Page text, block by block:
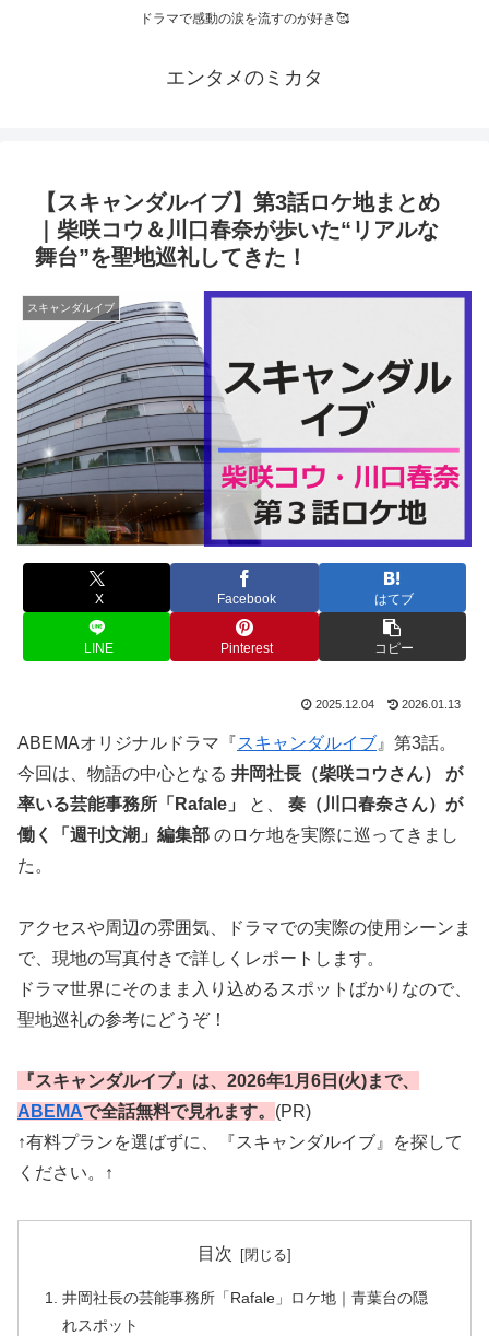
ドラマで感動の涙を流すのが好き🥰
エンタメのミカタ
【スキャンダルイブ】第3話ロケ地まとめ
｜柴咲コウ＆川口春奈が歩いた“リアルな
舞台”を聖地巡礼してきた！
スキャンダルイブ
X Facebook はてブ
LINE Pinterest コピー
2025.12.04 2026.01.13
ABEMAオリジナルドラマ『スキャンダルイブ 』第3話。
今回は、物語の中心となる 井岡社長（柴咲コウさん） が
率いる芸能事務所「Rafale」
と、 奏（川口春奈さん）が
働く「週刊文潮」編集部 のロケ地を実際に巡ってきまし
た。
アクセスや周辺の雰囲気、ドラマでの実際の使用シーンま
で、現地の写真付きで詳しくレポートします。
ドラマ世界にそのまま入り込めるスポットばかりなので、
聖地巡礼の参考にどうぞ！
『スキャンダルイブ』は、2026年1月6日(火)まで、
ABEMAで全話無料で見れます。 (PR)
↑有料プランを選ばずに、『スキャンダルイブ』を探して
ください。↑
目次
井岡社長の芸能事務所「Rafale」ロケ地｜青葉台の隠
れスポット